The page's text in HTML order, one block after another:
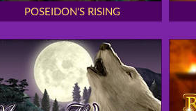
POSEIDON'S RISING